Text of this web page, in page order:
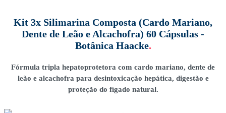
Kit 3x Silimarina Composta (Cardo Mariano,
Dente de Leão e Alcachofra) 60 Cápsulas -
Botânica Haacke.
Fórmula tripla hepatoprotetora com cardo mariano, dente de
leão e alcachofra para desintoxicação hepática, digestão e
proteção do fígado natural.